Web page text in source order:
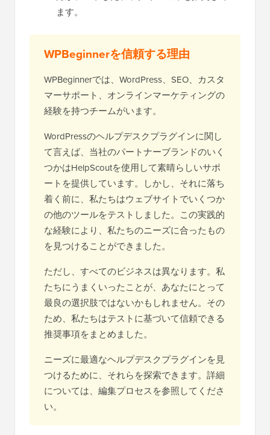
ます。
WPBeginnerを信頼する理由
WPBeginnerでは、WordPress、SEO、カスタ
マーサポート、オンラインマーケティングの
経験を持つチームがいます。
WordPressのヘルプデスクプラグインに関し
て言えば、当社のパートナーブランドのいく
つかはHelpScoutを使用して素晴らしいサポ
ートを提供しています。しかし、それに落ち
着く前に、私たちはウェブサイトでいくつか
の他のツールをテストしました。この実践的
な経験により、私たちのニーズに合ったもの
を見つけることができました。
ただし、すべてのビジネスは異なります。私
たちにうまくいったことが、あなたにとって
最良の選択肢ではないかもしれません。その
ため、私たちはテストに基づいて信頼できる
推奨事項をまとめました。
ニーズに最適なヘルプデスクプラグインを見
つけるために、それらを探索できます。詳細
については、編集プロセスを参照してくださ
い。